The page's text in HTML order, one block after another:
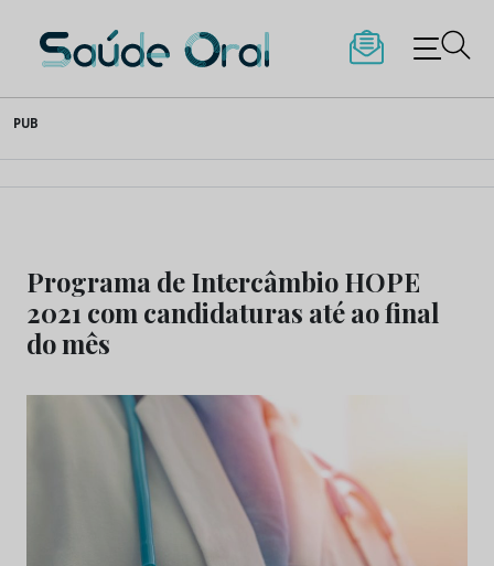
to
content
Saúde Oral
PUB
Programa de Intercâmbio HOPE
2021 com candidaturas até ao final
do mês